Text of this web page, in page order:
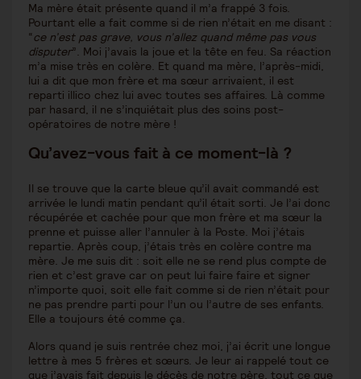
Ma mère était présente quand il m’a frappé 3 fois.
Pourtant elle a fait comme si de rien n’était en me disant :
“ce n’est pas grave, vous n’allez quand même pas vous
disputer”. Moi j’avais la joue et la tête en feu. Sa réaction
m’a mise très en colère. Et quand ma mère, l’après-midi,
lui a dit que mon frère et ma sœur arrivaient, il est
reparti illico chez lui avec toutes ses affaires. Là comme
par hasard, il ne s’inquiétait plus des soins post-
opératoires de notre mère !
Qu’avez-vous fait à ce moment-là ?
Il se trouve que la carte bleue qu’il avait commandé est
arrivée le lundi matin pendant qu’il était sorti. Je l’ai donc
récupérée et cachée pour que mon frère et ma sœur la
prenne et puisse aller l’annuler à la Poste. Moi j’étais
repartie. Après coup, j’étais très en colère contre ma
mère. Je me suis dit : soit elle ne se rend plus compte de
rien et c’est grave car on peut lui faire faire et signer
n’importe quoi, soit elle fait comme si de rien n’était pour
ne pas prendre parti pour l’un ou l’autre de ses enfants.
Elle a toujours été comme ça.
Alors quand je suis rentrée chez moi, j’ai écrit une longue
lettre à mes 5 frères et sœurs. Je leur ai rappelé tout ce
que j’avais fait depuis le décès de notre père, tout ce que